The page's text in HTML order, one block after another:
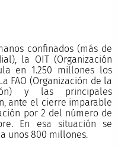
confinados (más de
la OIT (Organización
en 1.250 millones los
FAO (Organización de la
y las principales
ante el cierre imparable
por 2 del número de
En esa situación se
unos 800 millones.